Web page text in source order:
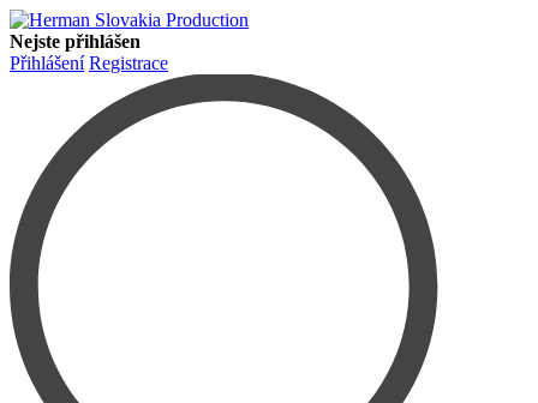
Nejste přihlášen
Přihlášení Registrace